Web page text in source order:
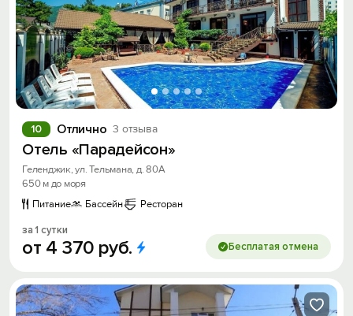
Отлично 3 отзыва
10
Отель «Парадейсон»
Геленджик, ул. Тельмана, д. 80А
650 м до моря
Питание
Бассейн Ресторан
за 1 сутки
от 4 370 руб. Бесплатая отмена